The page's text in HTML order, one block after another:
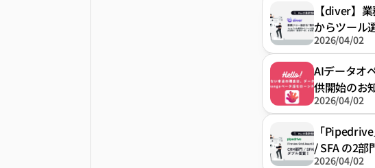
【diver】
からツール
2026/04/02
AIデータオ
供開始のお
2026/04/02
「
/ SFA の2部
2026/04/02